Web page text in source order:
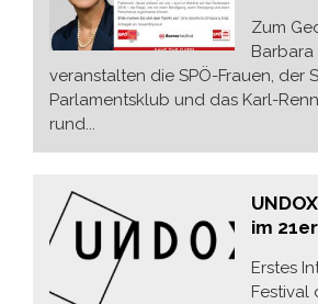
Zum
Barbara
veranstalten die SPÖ-Frauen, der
Parlamentsklub und das Karl-
rund...
im
Erstes
Festival